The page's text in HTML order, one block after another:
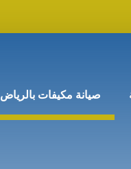
صيانة مكيفات بالرياض